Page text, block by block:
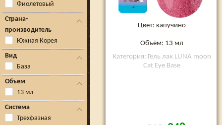
Фиолетовый
Страна-
производитель
Южная Корея
Вид
База
Объем
13 мл
Система
Трехфазная
Цвет: капучино
Объём: 13 мл
Категория: Гель лак LUNA moon
Cat Eye Base